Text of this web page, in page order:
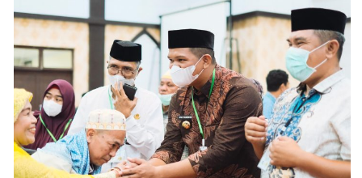
Peristiwa
Olahraga
Ekonomi
Memori